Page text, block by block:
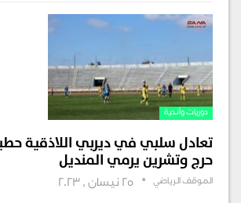
دوريات وأندية
تعادل سلبي في ديربي اللاذقية
حرج وتشرين يرمي المنديل
الموقف الرياضي 25 نيسان , 2023